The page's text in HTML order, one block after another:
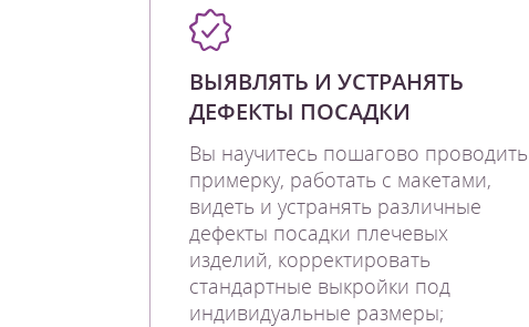
ВЫЯВЛЯТЬ И УСТРАНЯТЬ
ДЕФЕКТЫ ПОСАДКИ
Вы научитесь пошагово проводить
примерку, работать с макетами,
видеть и устранять различные
дефекты посадки плечевых
изделий, корректировать
стандартные выкройки под
индивидуальные размеры;